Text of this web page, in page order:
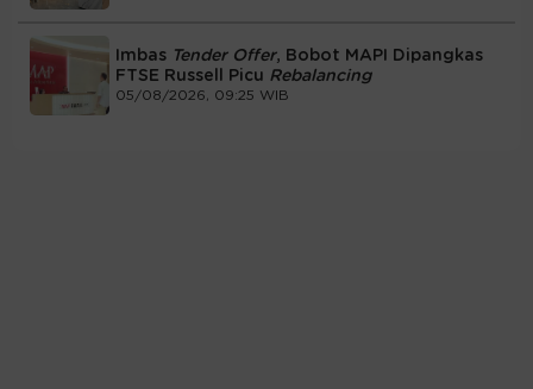
Imbas Tender Offer, Bobot MAPI Dipangkas
FTSE Russell Picu Rebalancing
05/08/2026, 09:25 WIB